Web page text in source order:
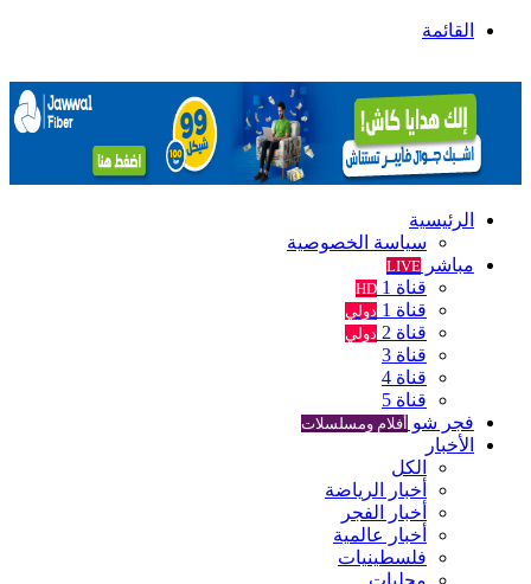
القائمة
الرئيسية
سياسة الخصوصية
مباشر LIVE
قناة 1 HD
قناة 1 دولي
قناة 2 دولي
قناة 3
قناة 4
قناة 5
فجر شو أفلام ومسلسلات
الأخبار
الكل
أخبار الرياضة
أخبار الفجر
أخبار عالمية
فلسطينيات